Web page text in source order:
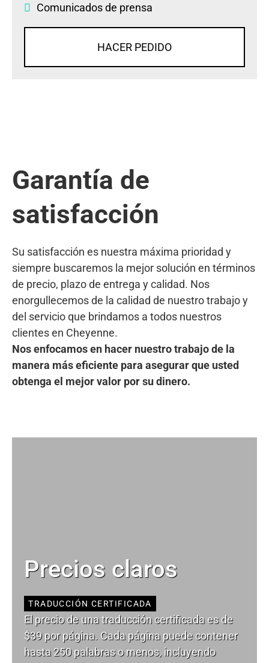
Comunicados de prensa
HACER PEDIDO
Garantía de
satisfacción
Su satisfacción es nuestra máxima prioridad y
siempre buscaremos la mejor solución en términos
de precio, plazo de entrega y calidad. Nos
enorgullecemos de la calidad de nuestro trabajo y
del servicio que brindamos a todos nuestros
clientes en Cheyenne.
Nos enfocamos en hacer nuestro trabajo de la
manera más eficiente para asegurar que usted
obtenga el mejor valor por su dinero.
Precios claros
TRADUCCIÓN CERTIFICADA
El precio de una traducción certificada es de
$39 por página. Cada página puede contener
hasta 250 palabras o menos, incluyendo